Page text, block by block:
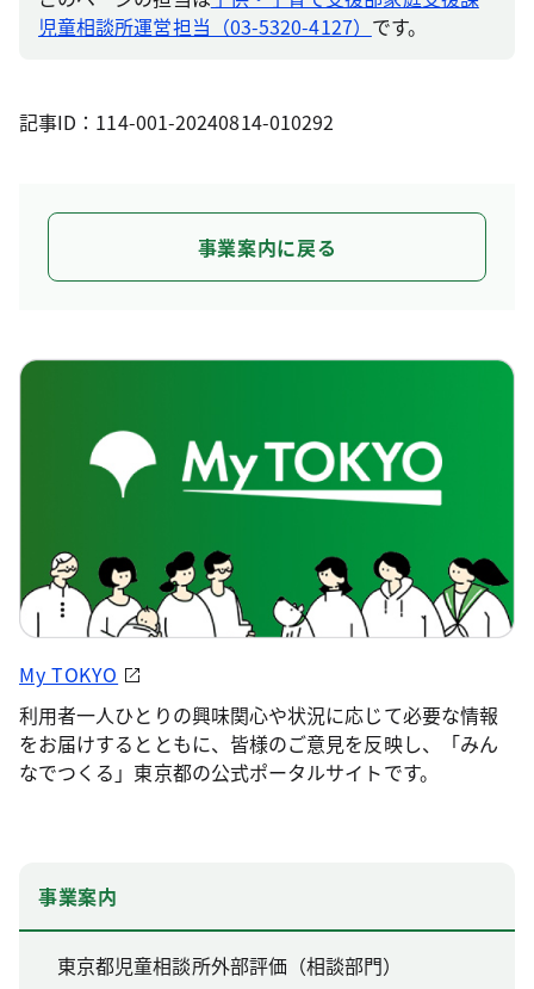
児童相談所運営担当（03-5320-4127） です。
記事ID：114-001-20240814-010292
事業案内に戻る
My TOKYO
利用者一人ひとりの興味関心や状況に応じて必要な情報
をお届けするとともに、皆様のご意見を反映し、「みん
なでつくる」東京都の公式ポータルサイトです。
事業案内
東京都児童相談所外部評価（相談部門）